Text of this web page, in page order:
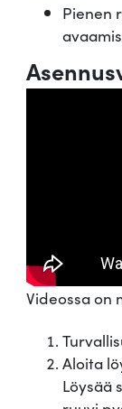
Pienen
Videossa on
Aloita
Löysää